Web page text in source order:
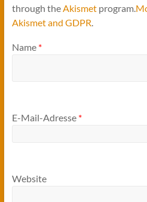
through the Akismetprogram.
Akismet and GDPR
Name *
E-Mail-Adresse *
Website